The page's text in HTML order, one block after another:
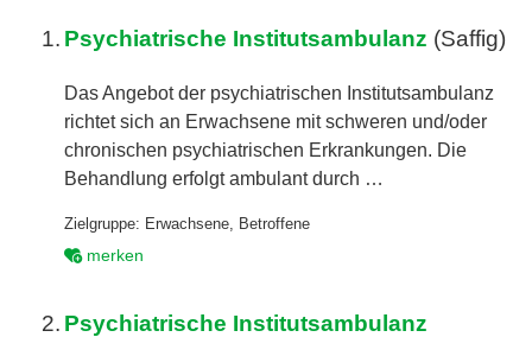
1. Psychiatrische Institutsambulanz (Saffig)
Das Angebot der psychiatrischen Institutsambulanz
richtet sich an Erwachsene mit schweren und/oder
chronischen psychiatrischen Erkrankungen. Die
Behandlung erfolgt ambulant durch …
Zielgruppe: Erwachsene Betroffene
merken
2. Psychiatrische Institutsambulanz